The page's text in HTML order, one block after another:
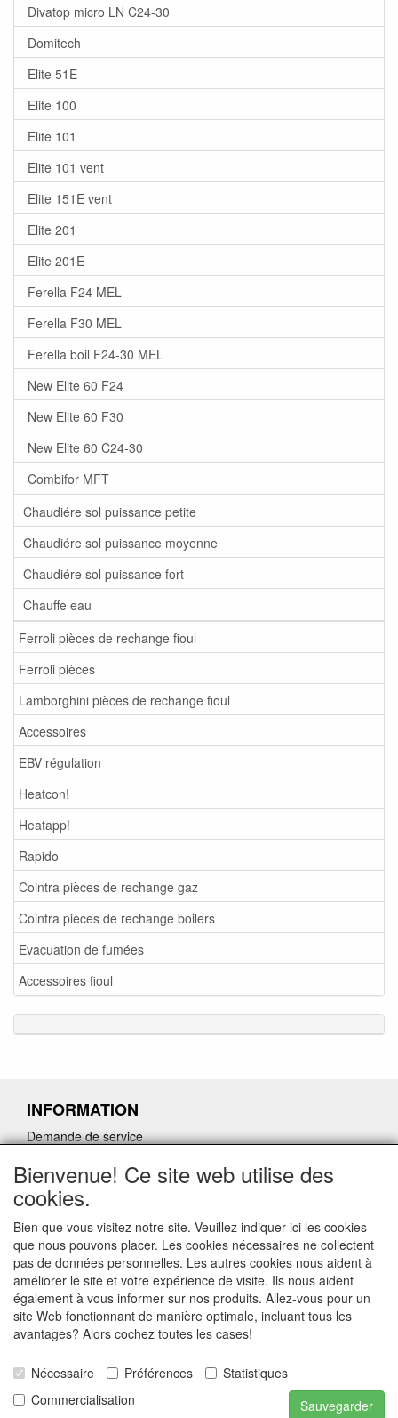
Divatop micro LN C24-30
Domitech
Elite 51E
Elite 100
Elite 101
Elite 101 vent
Elite 151E vent
Elite 201
Elite 201E
Ferella F24 MEL
Ferella F30 MEL
Ferella boil F24-30 MEL
New Elite 60 F24
New Elite 60 F30
New Elite 60 C24-30
Combifor MFT
Chaudiére sol puissance petite
Chaudiére sol puissance moyenne
Chaudiére sol puissance fort
Chauffe eau
Ferroli pièces de rechange fioul
Ferroli pièces
Lamborghini pièces de rechange fioul
Accessoires
EBV régulation
Heatcon!
Heatapp!
Rapido
Cointra pièces de rechange gaz
Cointra pièces de rechange boilers
Evacuation de fumées
Accessoires fioul
INFORMATION
Demande de service
Demander un lien d'annulation
CONTACTGEGEVENS
www.ferroli-vdht.be
Rouwbergskens 7 hal 14
2340 Beerse
E-mail: verkoop@vdht.be
Telefoon:
Bienvenue! Ce site web utilise des
cookies.
Bien que vous visitez notre site. Veuillez indiquer ici les cookies
que nous pouvons placer. Les cookies nécessaires ne collectent
pas de données personnelles. Les autres cookies nous aident à
améliorer le site et votre expérience de visite. Ils nous aident
également à vous informer sur nos produits. Allez-vous pour un
site Web fonctionnant de manière optimale, incluant tous les
avantages? Alors cochez toutes les cases!
Nécessaire Préférences
Statistiques
Commercialisation
Sauvegarder